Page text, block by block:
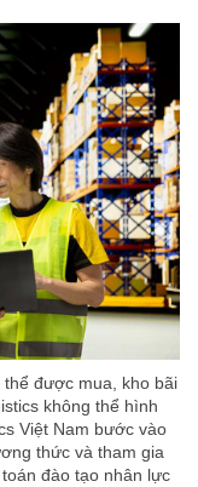
được mua, kho bãi
không thể hình
Việt Nam bước vào
thức và tham gia
đào tạo nhân lực